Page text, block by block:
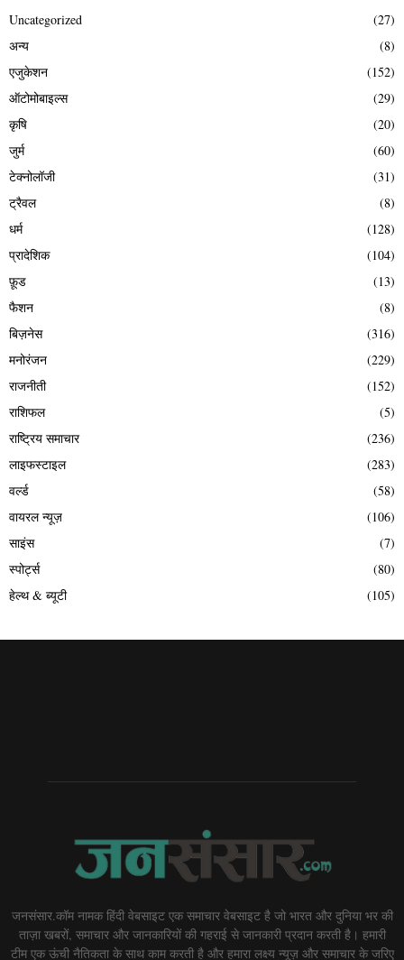
Uncategorized
(27)
अन्य
(8)
एजुकेशन
(152)
ऑटोमोबाइल्स
(29)
कृषि
(20)
जुर्म
(60)
टेक्नोलॉजी
(31)
ट्रैवल
(8)
धर्म
(128)
प्रादेशिक
(104)
फ़ूड
(13)
फैशन
(8)
बिज़नेस
(316)
मनोरंजन
(229)
राजनीती
(152)
राशिफल
(5)
राष्ट्रिय समाचार
(236)
लाइफस्टाइल
(283)
वर्ल्ड
(58)
वायरल न्यूज़
(106)
साइंस
(7)
स्पोर्ट्स
(80)
हेल्थ & ब्यूटी
(105)
जनसंसार.कॉम नामक हिंदी वेबसाइट एक समाचार वेबसाइट है जो भारत और दुनिया भर की
ताज़ा खबरों, समाचार और जानकारियों की गहराई से जानकारी प्रदान करती है। हमारी
टीम एक ऊंची नैतिकता के साथ काम करती है और हमारा लक्ष्य न्यूज़ और समाचार के जरिए